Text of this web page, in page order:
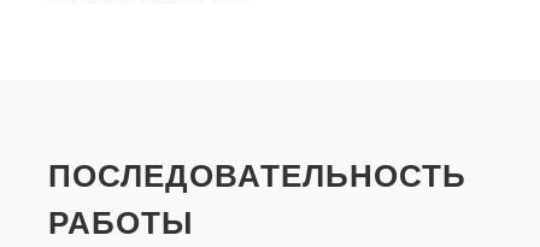
ПОСЛЕДОВАТЕЛЬНОСТЬ
РАБОТЫ